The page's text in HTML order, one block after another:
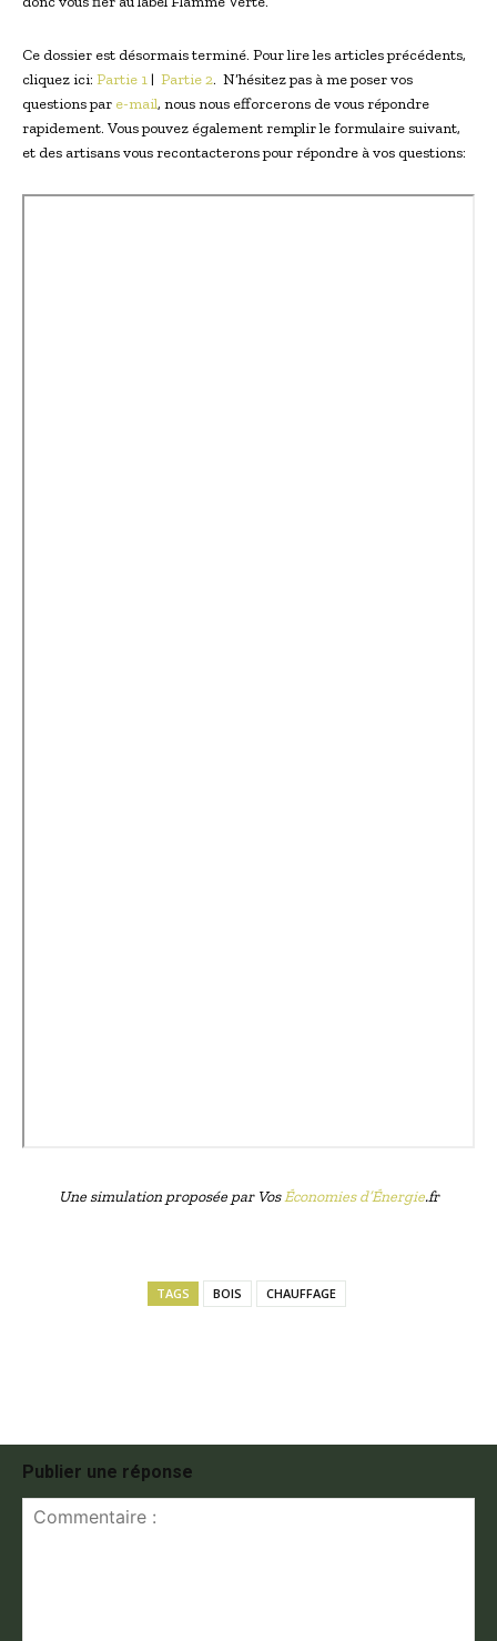
Ce dossier est désormais terminé. Pour lire les articles précédents,
cliquez ici: Partie 1| Partie 2. N’hésitez pas à me poser vos
questions par e-mail, nous nous efforcerons de vous répondre
rapidement. Vous pouvez également remplir le formulaire suivant,
et des artisans vous recontacterons pour répondre à vos questions:
Une simulation proposée par VosÉconomies d’Énergie.fr
TAGS BOIS CHAUFFAGE
Publier une réponse